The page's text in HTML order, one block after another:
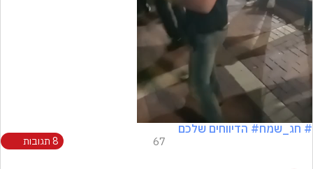
Video
# חג_שמח# הדיווחים שלכם
67 8 תגובות